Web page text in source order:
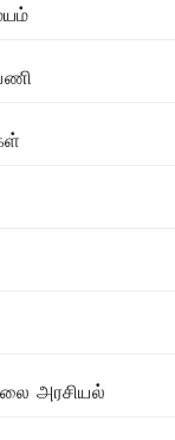
அரசியல்